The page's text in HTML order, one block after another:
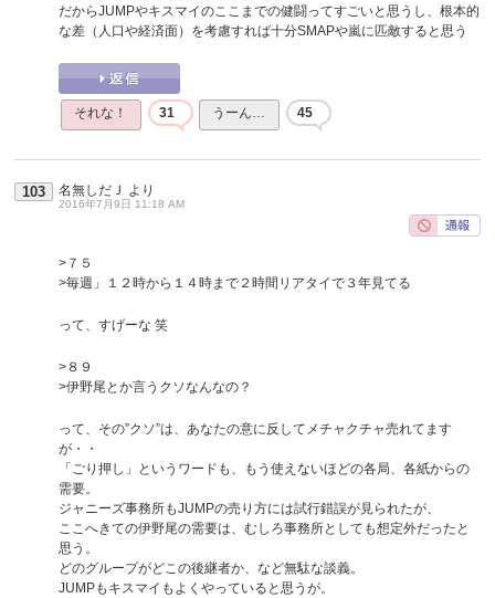
だからJUMPやキスマイのここまでの健闘ってすごいと思うし、根本的
な差（人口や経済面）を考慮すれば十分SMAPや嵐に匹敵すると思う
それな！ 31 うーん… 45
103 名無しだＪ より
2016年7月9日 11:18 AM
>７５
>毎週」１２時から１４時まで２時間リアタイで３年見てる
って、すげーな 笑
>８９
>伊野尾とか言うクソなんなの？
って、その”クソ”は、あなたの意に反してメチャクチャ売れてます
が・・
「ごり押し」というワードも、もう使えないほどの各局、各紙からの
需要。
ジャニーズ事務所もJUMPの売り方には試行錯誤が見られたが、
ここへきての伊野尾の需要は、むしろ事務所としても想定外だったと
思う。
どのグループがどこの後継者か、など無駄な談義。
JUMPもキスマイもよくやっていると思うが。